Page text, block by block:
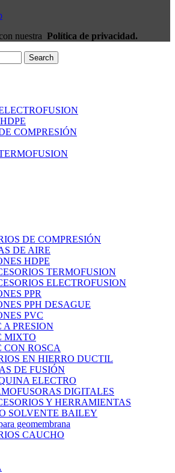
nuestra Política de privacidad.
Search
COMPRESIÓN
DE COMPRESIÓN
DE AIRE
HDPE
TERMOFUSION
ELECTROFUSION
PPR
PPH DESAGUE
PVC
A PRESION
MIXTO
CON ROSCA
EN HIERRO DUCTIL
DE FUSIÓN
ELECTRO
DIGITALES
Y HERRAMIENTAS
SOLVENTE BAILEY
geomembrana
CAUCHO